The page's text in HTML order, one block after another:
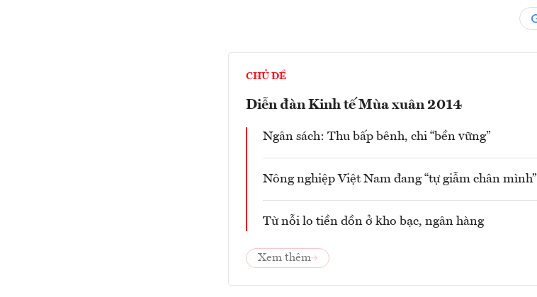
CHỦ ĐỀ
Diễn đàn Kinh tế Mùa xuân 2014
Ngân sách: Thu bấp bênh, chi “bền vững”
Nông nghiệp Việt Nam đang “tự giẫm chân mình”
Từ nỗi lo tiền dồn ở kho bạc, ngân hàng
Xem thêm